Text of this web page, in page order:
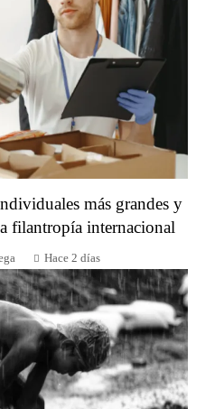
más grandes y
filantropía internacional
Hace 2 días